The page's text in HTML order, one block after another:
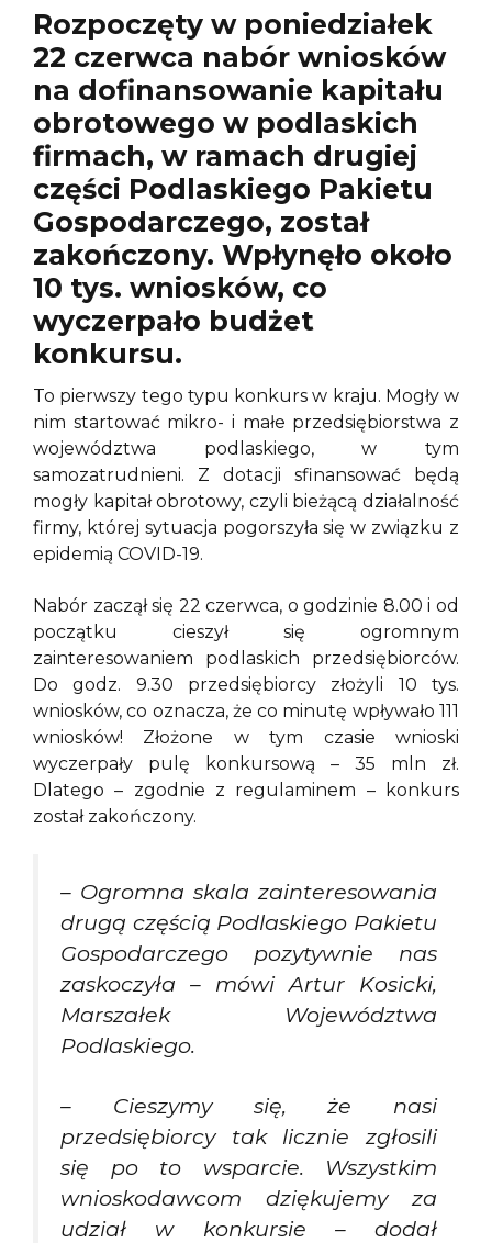
Rozpoczęty w poniedziałek
22 czerwca nabór wniosków
na dofinansowanie kapitału
obrotowego w podlaskich
firmach, w ramach drugiej
części Podlaskiego Pakietu
Gospodarczego, został
zakończony. Wpłynęło około
10 tys. wniosków, co
wyczerpało budżet
konkursu.
To pierwszy tego typu konkurs w kraju. Mogły w
nim startować mikro- i małe przedsiębiorstwa z
województwa podlaskiego, w tym
samozatrudnieni. Z dotacji sfinansować będą
mogły kapitał obrotowy, czyli bieżącą działalność
firmy, której sytuacja pogorszyła się w związku z
epidemią COVID-19.
Nabór zaczął się 22 czerwca, o godzinie 8.00 i od
początku cieszył się ogromnym
zainteresowaniem podlaskich przedsiębiorców.
Do godz. 9.30 przedsiębiorcy złożyli 10 tys.
wniosków, co oznacza, że co minutę wpływało 111
wniosków! Złożone w tym czasie wnioski
wyczerpały pulę konkursową – 35 mln zł.
Dlatego – zgodnie z regulaminem – konkurs
został zakończony.
– Ogromna skala zainteresowania
drugą częścią Podlaskiego Pakietu
Gospodarczego pozytywnie nas
zaskoczyła – mówi Artur Kosicki,
Marszałek Województwa
Podlaskiego.
– Cieszymy się, że nasi
przedsiębiorcy tak licznie zgłosili
się po to wsparcie. Wszystkim
wnioskodawcom dziękujemy za
udział w konkursie – dodał